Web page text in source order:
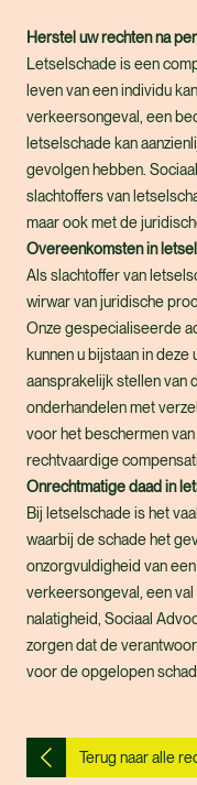
Herstel uw rechten na
Letselschade is een
leven van een individu
verkeersongeval, een
letselschade kan
gevolgen hebben.
slachtoffers van
maar ook met de
Overeenkomsten in
Als slachtoffer van
wirwar van juridische
Onze gespecialiseerde
kunnen u bijstaan in
aansprakelijk stellen van
onderhandelen met
voor het beschermen
rechtvaardige
Onrechtmatige daad in
Bij letselschade is het
waarbij de schade het
onzorgvuldigheid van
verkeersongeval, een
nalatigheid, Sociaal
zorgen dat de
voor de opgelopen
Terug naar alle